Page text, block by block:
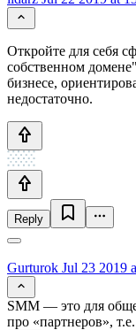
Откройте для себя
собственном
бизнесе,
недостаточно.
Reply
Gurturok Jul 23 2019
SMM — это для
про «партнеров»,